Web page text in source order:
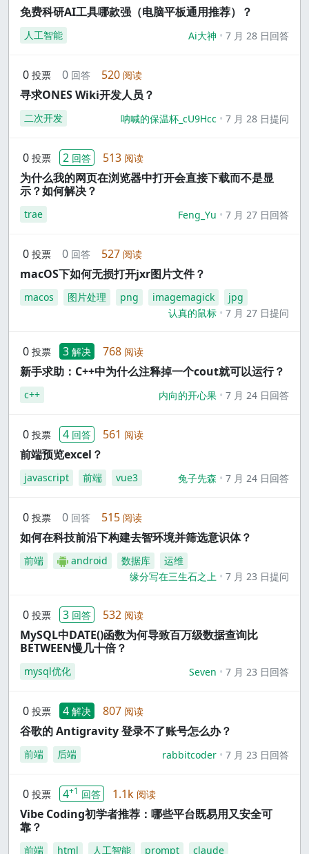
免费科研AI工具哪款强（电脑平板通用推荐）？
人工智能 Ai大神 7 月 28 日回答
0 投票 0 回答 520 阅读
寻求ONES Wiki开发人员？
二次开发 呐喊的保温杯_cU9Hcc 7 月 28 日提问
0 投票 2 回答 513 阅读
为什么我的网页在浏览器中打开会直接下载而不是显
示？如何解决？
trae Feng_Yu 7 月 27 日回答
0 投票 0 回答 527 阅读
macOS下如何无损打开jxr图片文件？
macos 图片处理 png imagemagick
jpg
认真的鼠标
7 月 27 日提问
0 投票 3 解决 768 阅读
新手求助：C++中为什么注释掉一个cout就可以运行？
c++ 内向的开心果 7 月 24 日回答
0 投票 4 回答 561 阅读
前端预览excel？
javascript 前端 vue3 兔子先森 7 月 24 日回答
0 投票 0 回答 515 阅读
如何在科技前沿下构建去智环境并筛选意识体？
前端 android 数据库
运维
缘分写在三生石之上
7 月 23 日提问
0 投票 3 回答 532 阅读
MySQL中DATE()函数为何导致百万级数据查询比
BETWEEN慢几十倍？
mysql优化 Seven 7 月 23 日回答
0 投票 4 解决 807 阅读
谷歌的 Antigravity 登录不了账号怎么办？
前端 后端 rabbitcoder 7 月 23 日回答
0 投票 4+1 回答 1.1k 阅读
Vibe Coding初学者推荐：哪些平台既易用又安全可
靠？
前端 html 人工智能 prompt claude